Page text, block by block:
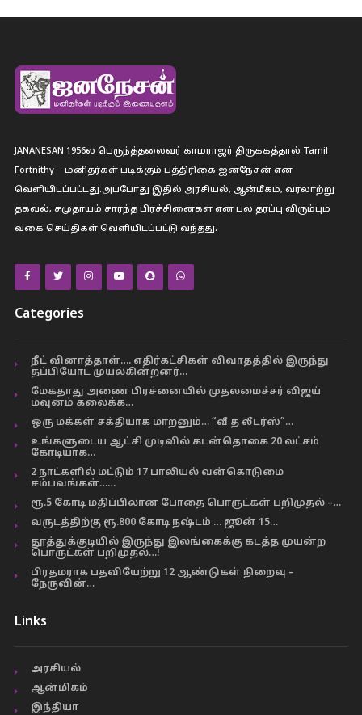
JANANESAN 1956ல் பெருந்த்தலைவர் காமராஜர் திருக்கத்தால் Tamil
Fortnithy – மனிதர்கள் படிக்கும் பத்திரிகை ஐனநேசன் என
வெளியிடப்பட்டது.அப்போது இதில் அரசியல், ஆன்மீகம், வரலாற்று
தகவல், சமுதாயம் சார்ந்த பிரச்சினைகள் என பல தரப்பு விரும்பும்
வகை செய்திகள் வெளியிடப்பட்டு வந்தது.
Categories
நீட் வினாத்தாள்…. எதிர்கட்சிகள் விவாதத்தில் இருந்து
தப்பியோட முயல்கின்றனர்…
மேகதாது அணை பிரச்னையில் முதலமைச்சர் விஜய்
மவுனம் கலைக்க…
ஒரு மக்கள் சக்தியாக மாறனும்… “வீ த லீடர்ஸ்”…
உங்களுடைய ஆட்சி முடிவில் கடன்தொகை 20 லட்சம்
கோடியாக…
2 நாட்களில் மட்டும் 17 பாலியல் வன்கொடுமை
சம்பவங்கள்……
ரூ.5 கோடி மதிப்பிலான போதை பொருட்கள் பறிமுதல் –…
வருடத்திற்கு ரூ.800 கோடி நஷ்டம் … ஜூன் 15…
தூத்துக்குடியில் இருந்து இலங்கைக்கு கடத்த முயன்ற
பொருட்கள் பறிமுதல்…!
பிரதமராக பதவியேற்று 12 ஆண்டுகள் நிறைவு –
நேருவின்…
Links
அரசியல்
ஆன்மிகம்
இந்தியா